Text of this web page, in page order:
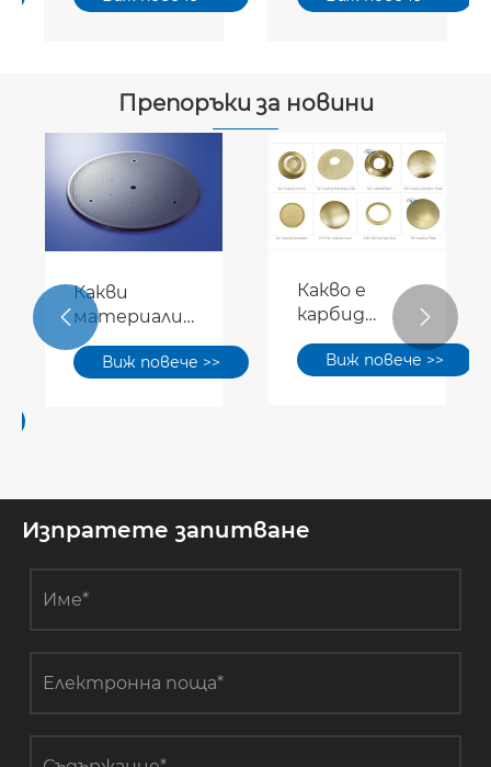
Препоръки за новини
Какви
материали
се
използват в
Виж повече >>
Какво е
карбид
(TAC)？Виж повече >>
 
Изпратете запитване